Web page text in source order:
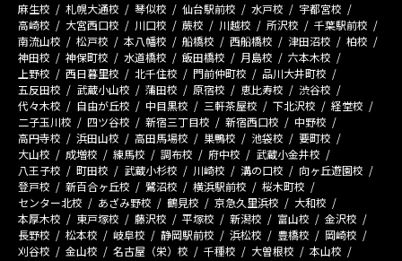
麻生校 札幌大通校 琴似校 仙台駅前校 水戸校
宇都宮校
高崎校
大宮西口校 川口校 蕨校 川越校 所沢校
千葉駅前校
南流山校
松戸校 本八幡校 船橋校 西船橋校 津田沼校
柏校
神田校
神保町校 水道橋校 飯田橋校 月島校
六本木校
上野校
西日暮里校 北千住校 門前仲町校
品川大井町校
五反田校
武蔵小山校 蒲田校 原宿校 恵比寿校
渋谷校
代々木校
自由が丘校 中目黒校 三軒茶屋校 下北沢校
経堂校
二子玉川校
四ツ谷校 新宿三丁目校 新宿西口校
中野校
高円寺校
浜田山校 高田馬場校 巣鴨校 池袋校
要町校
大山校
成増校 練馬校 調布校 府中校
武蔵小金井校
八王子校
町田校 武蔵小杉校 川崎校 溝の口校
向ヶ丘遊園校
登戸校
新百合ヶ丘校 鷺沼校 横浜駅前校
桜木町校
センター北校
あざみ野校 鶴見校 京急久里浜校
大和校
本厚木校
東戸塚校 藤沢校 平塚校 新潟校 富山校
金沢校
長野校
松本校 岐阜校 静岡駅前校 浜松校 豊橋校
岡崎校
刈谷校
金山校 名古屋（栄）校 千種校 大曽根校
本山校